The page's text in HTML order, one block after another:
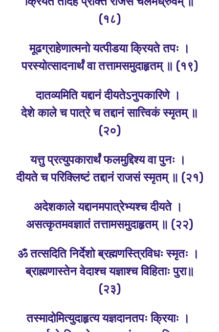
(१८)
मूढग्राहेणात्मनो यत्पीडया क्रियते तपः ।
परस्योत्सादनार्थं वा तत्तामसमुदाहृतम्‌ ॥ (१९)
दातव्यमिति यद्दानं दीयतेऽनुपकारिणे ।
देशे काले च पात्रे च तद्दानं सात्त्विकं स्मृतम्‌ ॥
(२०)
यत्तु प्रत्युपकारार्थं फलमुद्दिश्य वा पुनः ।
दीयते च परिक्लिष्टं तद्दानं राजसं स्मृतम्‌ ॥ (२१)
अदेशकाले यद्दानमपात्रेभ्यश्च दीयते ।
असत्कृतमवज्ञातं तत्तामसमुदाहृतम्‌ ॥ (२२)
ॐ तत्सदिति निर्देशो ब्रह्मणस्त्रिविधः स्मृतः ।
ब्राह्मणास्तेन वेदाश्च यज्ञाश्च विहिताः पुरा॥
(२३)
तस्मादोमित्युदाहृत्य यज्ञदानतपः क्रियाः ।